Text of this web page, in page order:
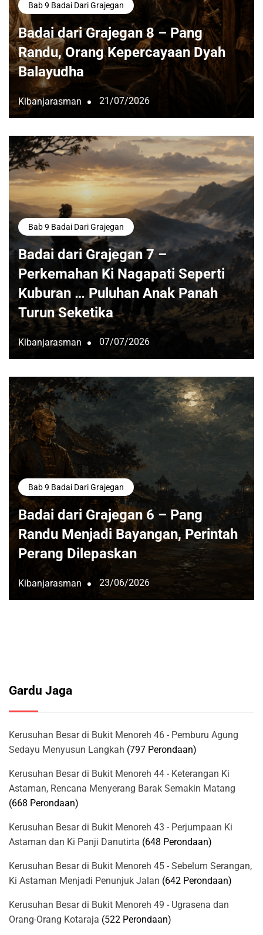
Bab 9 Badai Dari Grajegan
Badai dari Grajegan 8 – Pang
Randu, Orang Kepercayaan Dyah
Balayudha
Kibanjarasman 21/07/2026
Bab 9 Badai Dari Grajegan
Badai dari Grajegan 7 –
Perkemahan Ki Nagapati Seperti
Kuburan … Puluhan Anak Panah
Turun Seketika
Kibanjarasman 07/07/2026
Bab 9 Badai Dari Grajegan
Badai dari Grajegan 6 – Pang
Randu Menjadi Bayangan, Perintah
Perang Dilepaskan
Kibanjarasman 23/06/2026
Gardu Jaga
Kerusuhan Besar di Bukit Menoreh 46 - Pemburu Agung
Sedayu Menyusun Langkah (797 Perondaan)
Kerusuhan Besar di Bukit Menoreh 44 - Keterangan Ki
Astaman, Rencana Menyerang Barak Semakin Matang
(668 Perondaan)
Kerusuhan Besar di Bukit Menoreh 43 - Perjumpaan Ki
Astaman dan Ki Panji Danutirta (648 Perondaan)
Kerusuhan Besar di Bukit Menoreh 45 - Sebelum Serangan,
Ki Astaman Menjadi Penunjuk Jalan (642 Perondaan)
Kerusuhan Besar di Bukit Menoreh 49 - Ugrasena dan
Orang-Orang Kotaraja (522 Perondaan)